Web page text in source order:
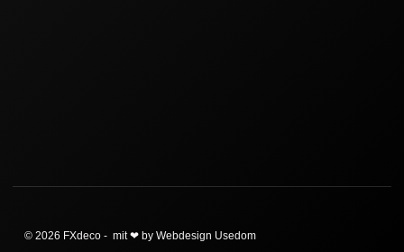
© 2026 FXdeco - mit ❤ by Webdesign Usedom